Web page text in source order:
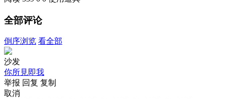
全部评论
倒序浏览 看全部
沙发
你所見即我
举报 回复 复制
取消